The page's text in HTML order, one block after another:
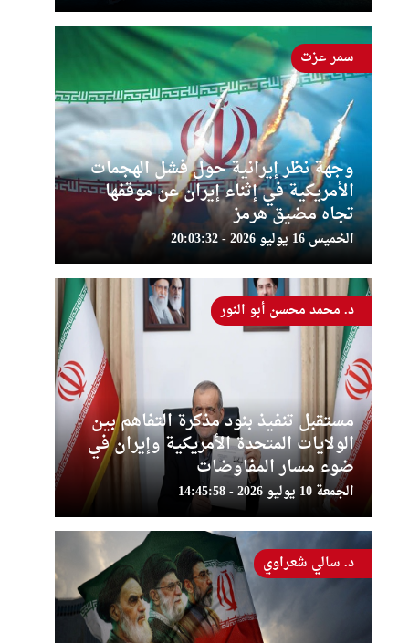
وجهة نظر إيرانية حول فشل الهجمات
الأمريكية في إثناء إيران عن موقفها
تجاه مضيق هرمز
الخميس 16 يوليو 2026 - 20:03:32
سمر عزت
مستقبل تنفيذ بنود مذكرة التفاهم بين
الولايات المتحدة الأمريكية وإيران في
ضوء مسار المفاوضات
الجمعة 10 يوليو 2026 - 14:45:58
د. محمد محسن أبو النور
د. سالي شعراوي